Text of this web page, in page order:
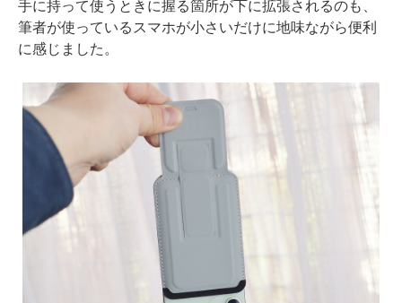
手に持って使うときに握る箇所が下に拡張されるのも、
筆者が使っているスマホが小さいだけに地味ながら便利
に感じました。